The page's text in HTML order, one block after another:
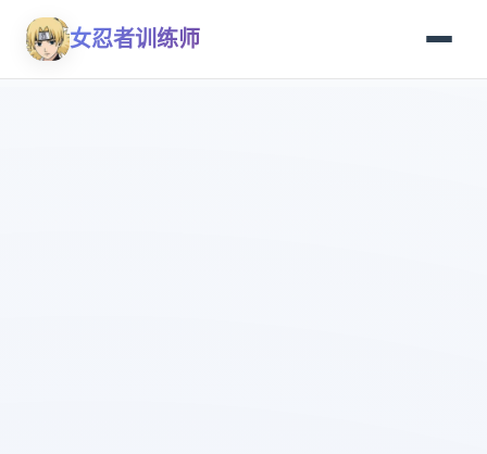
女忍者训练师